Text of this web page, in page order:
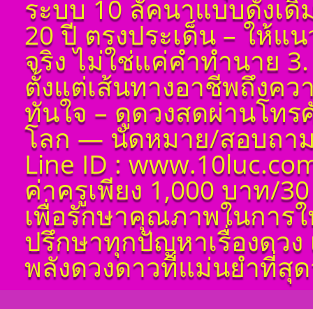
ออกมาเป็นจุดอ่อนจุด
แข็งแก้ไขข้อบกพร่อง
ในพื้นดวงชาตา
ตั้งชื่อมงคลคนเกิดวัน
ศุกร์ ตั้งชื่อดี เป็นมงคล
ชื่อมงคล ตั้งชื่อ เลข
ศาสตร์ มหาทักษา พลัง
ดาวพระเคราะห์ ตั้ง
ดวงถอดดาวด้วยโหรา
ศาตร์ ๑๐ ลัคนา ออกมา
เป็นจุดอ่อนจุดแข็ง
แก้ไขข้อบกพร่องในพื้น
ดวงชาตา
ตั้งชื่อมงคลคนเกิดวัน
เสาร์ ตั้งชื่อดี เป็นมงคล
ชื่อมงคล ตั้งชื่อ เลข
ศาสตร์ มหาทักษา พลัง
ดาวพระเคราะห์ ตั้ง
ดวงถอดดาวด้วยโหรา
ศาตร์ ๑๐ ลัคนา ออกมา
เป็นจุดอ่อนจุดแข็ง
แก้ไขข้อบกพร่องในพื้น
ระบบ 10 ลัคนาแบบดั้งเ
20 ปี ตรงประเด็น – ให้แ
จริง ไม่ใช่แค่คำทำนาย
ตั้งแต่เส้นทางอาชีพถึงค
ทันใจ – ดูดวงสดผ่านโท
โลก — นัดหมาย/สอบถา
Line ID :
ค่าครูเพียง 1,000 บาท/
เพื่อรักษาคุณภาพในการ
ปรึกษาทุกปัญหาเรื่องดว
พลังดวงดาวที่แม่นยำที่สุ